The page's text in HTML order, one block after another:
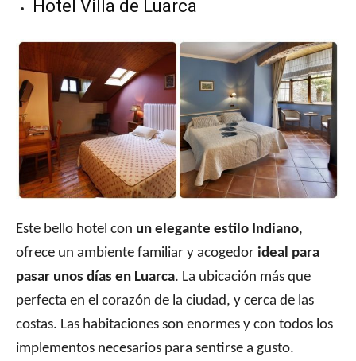
Hotel Villa de Luarca
Este bello hotel con un elegante estilo Indiano,
ofrece un ambiente familiar y acogedor ideal para
pasar unos días en Luarca. La ubicación más que
perfecta en el corazón de la ciudad, y cerca de las
costas. Las habitaciones son enormes y con todos los
implementos necesarios para sentirse a gusto.